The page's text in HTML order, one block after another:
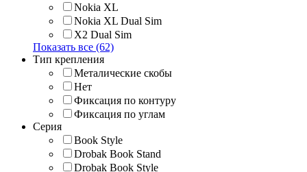
Nokia XL
Nokia XL Dual Sim
X2 Dual Sim
Показать все (62)
Тип крепления
Металические скобы
Нет
Фиксация по контуру
Фиксация по углам
Серия
Book Style
Drobak Book Stand
Drobak Book Style